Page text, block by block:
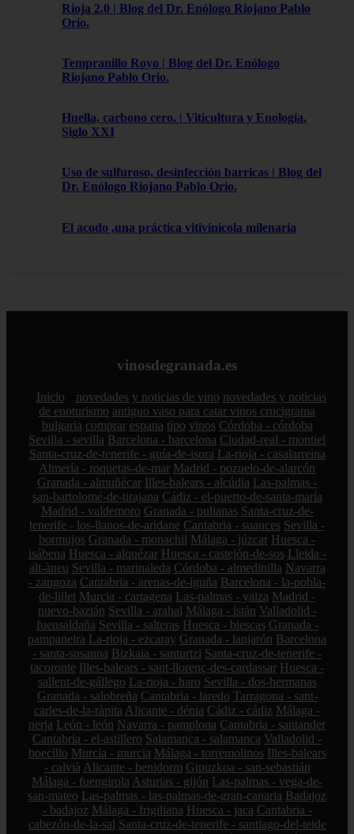
Rioja 2.0 | Blog del Dr. Enólogo Riojano Pablo
Orio.
Tempranillo Royo | Blog del Dr. Enólogo
Riojano Pablo Orio.
Huella, carbono cero. | Viticultura y Enología.
Siglo XXI
Uso de sulfuroso, desinfección barricas | Blog del
Dr. Enólogo Riojano Pablo Orio.
El acodo ,una práctica vitivínicola milenaria
vinosdegranada.es
Inicio novedades y noticias de vino novedades y noticias
de enoturismo antiguo vaso para catar vinos crucigrama
bulgaria comprar espana tipo vinos Córdoba - córdoba
Sevilla - sevilla Barcelona - barcelona Ciudad-real - montiel
Santa-cruz-de-tenerife - guía-de-isora La-rioja - casalarreina
Almería - roquetas-de-mar Madrid - pozuelo-de-alarcón
Granada - almuñécar Illes-balears - alcúdia Las-palmas -
san-bartolomé-de-tirajana Cádiz - el-puerto-de-santa-maría
Madrid - valdemoro Granada - pulianas Santa-cruz-de-
tenerife - los-llanos-de-aridane Cantabria - suances Sevilla -
bormujos Granada - monachil Málaga - júzcar Huesca -
isábena Huesca - alquézar Huesca - castejón-de-sos Lleida -
alt-àneu Sevilla - marinaleda Córdoba - almedinilla Navarra
- zangoza Cantabria - arenas-de-iguña Barcelona - la-pobla-
de-lillet Murcia - cartagena Las-palmas - yaiza Madrid -
nuevo-baztán Sevilla - arahal Málaga - istán Valladolid -
fuensaldaña Sevilla - salteras Huesca - biescas Granada -
pampaneira La-rioja - ezcaray Granada - lanjarón Barcelona
- santa-susanna Bizkaia - santurtzi Santa-cruz-de-tenerife -
tacoronte Illes-balears - sant-llorenç-des-cardassar Huesca -
sallent-de-gállego La-rioja - haro Sevilla - dos-hermanas
Granada - salobreña Cantabria - laredo Tarragona - sant-
carles-de-la-ràpita Alicante - dénia Cádiz - cádiz Málaga -
nerja León - león Navarra - pamplona Cantabria - santander
Cantabria - el-astillero Salamanca - salamanca Valladolid -
boecillo Murcia - murcia Málaga - torremolinos Illes-balears
- calvià Alicante - benidorm Gipuzkoa - san-sebastián
Málaga - fuengirola Asturias - gijón Las-palmas - vega-de-
san-mateo Las-palmas - las-palmas-de-gran-canaria Badajoz
- badajoz Málaga - frigiliana Huesca - jaca Cantabria -
cabezón-de-la-sal Santa-cruz-de-tenerife - santiago-del-teide